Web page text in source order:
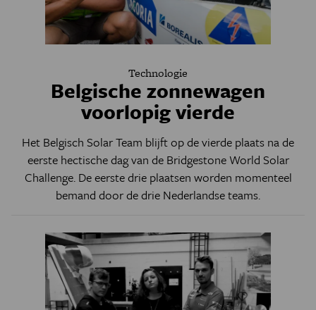
Technologie
Belgische zonnewagen
voorlopig vierde
Het Belgisch Solar Team blijft op de vierde plaats na de
eerste hectische dag van de Bridgestone World Solar
Challenge. De eerste drie plaatsen worden momenteel
bemand door de drie Nederlandse teams.